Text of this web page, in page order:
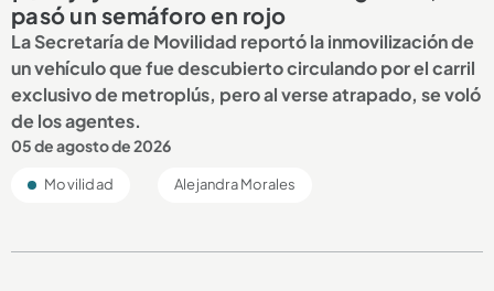
pasó un semáforo en rojo
La Secretaría de Movilidad reportó la inmovilización de
un vehículo que fue descubierto circulando por el carril
exclusivo de metroplús, pero al verse atrapado, se voló
de los agentes.
05 de agosto de 2026
Movilidad Alejandra Morales